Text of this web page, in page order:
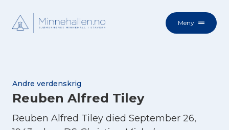
Meny
Andre verdenskrig
Reuben Alfred Tiley
Reuben Alfred Tiley died September 26,